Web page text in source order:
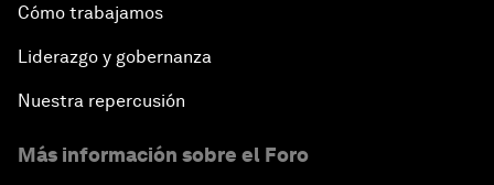
Cómo trabajamos
Liderazgo y gobernanza
Nuestra repercusión
Más información sobre el Foro